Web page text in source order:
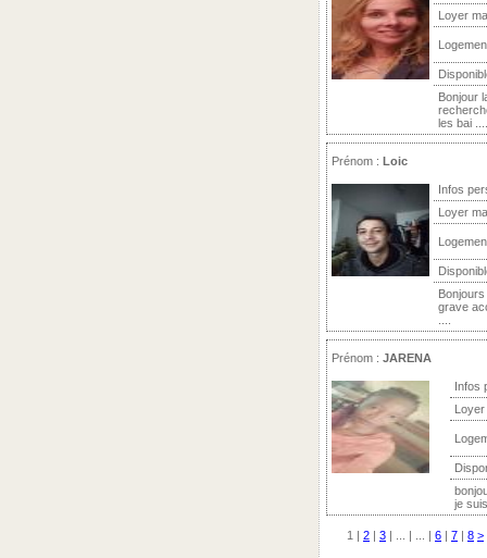
Loyer
Bonjour
les bai ....
Prénom : Loic
Infos
Loyer
grave
Prénom : JARENA
Infos
je
1 | 2 | 3 | ... | ... | 6 | 7 | 8 >